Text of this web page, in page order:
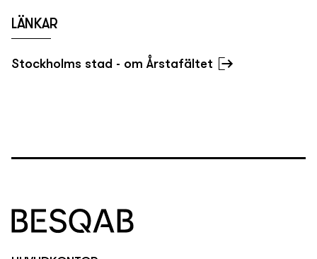
Samtidigt har vi dialog med stomentreprenören för
ska resas i höst. Det kommer krävas en stor
tornkran som kommer att stå mellan hus 2-3, och
LÄNKAR
Stockholms stad - om Årstafältet